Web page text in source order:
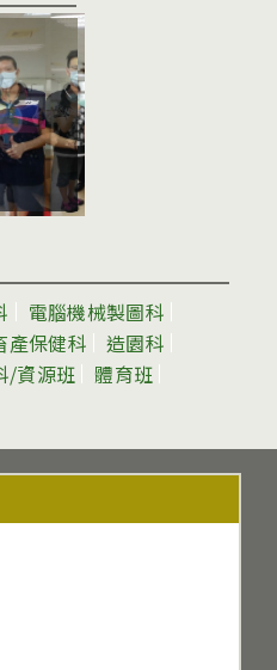
電腦機械製圖科
產保健科
造園科
/資源班 體育班